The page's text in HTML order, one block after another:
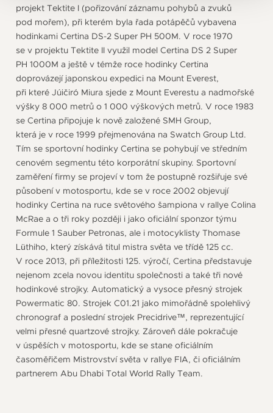
projekt Tektite I (pořizování záznamu pohybů a zvuků
pod mořem), při kterém byla řada potápěčů vybavena
hodinkami Certina DS-2 Super PH 500M. V roce 1970
se v projektu Tektite II využil model Certina DS 2 Super
PH 1000M a ještě v témže roce hodinky Certina
doprovázejí japonskou expedici na Mount Everest,
při které Júičiró Miura sjede z Mount Everestu a nadmořské
výšky 8 000 metrů o 1 000 výškových metrů. V roce 1983
se Certina připojuje k nově založené SMH Group,
která je v roce 1999 přejmenována na Swatch Group Ltd.
Tím se sportovní hodinky Certina se pohybují ve středním
cenovém segmentu této korporátní skupiny. Sportovní
zaměření firmy se projeví v tom že postupně rozšiřuje své
působení v motosportu, kde se v roce 2002 objevují
hodinky Certina na ruce světového šampiona v rallye Colina
McRae a o tři roky později i jako oficiální sponzor týmu
Formule 1 Sauber Petronas, ale i motocyklisty Thomase
Lüthiho, který získává titul mistra světa ve třídě 125 cc.
V roce 2013, při příležitosti 125. výročí, Certina představuje
nejenom zcela novou identitu společnosti a také tři nové
hodinkové strojky. Automatický a vysoce přesný strojek
Powermatic 80. Strojek C01.21 jako mimořádně spolehlivý
chronograf a poslední strojek Precidrive™, reprezentující
velmi přesné quartzové strojky. Zároveň dále pokračuje
v úspěších v motosportu, kde se stane oficiálním
časoměřičem Mistrovství světa v rallye FIA, či oficiálním
partnerem Abu Dhabi Total World Rally Team.